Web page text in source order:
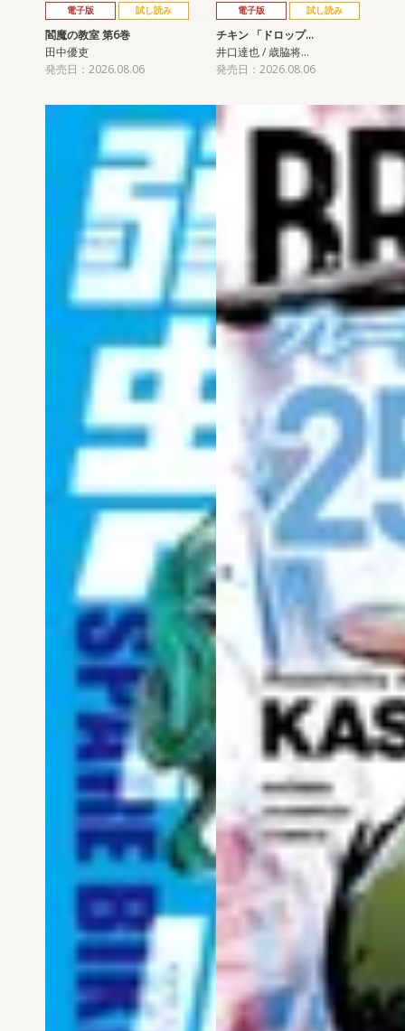
電子版 試し読み
閻魔の教室 第6巻
田中優吏
発売日：2026.08.06
電子版 試し読み
チキン 「ドロップ…
井口達也 / 歳脇将…
発売日：2026.08.06